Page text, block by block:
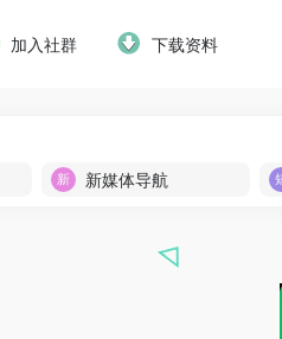
加入社群 下载资料
新媒体导航